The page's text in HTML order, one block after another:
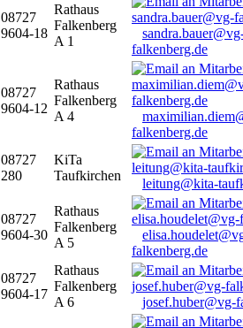
08727
9604-18
Rathaus
Falkenberg
A 1
falkenberg.de
08727
9604-12
Rathaus
Falkenberg
A 4
falkenberg.de
08727
280
KiTa
Taufkirchen
leitung@kita-
08727
9604-30
Rathaus
Falkenberg
A 5
falkenberg.de
08727
9604-17
Rathaus
Falkenberg
A 6
josef.huber@vg-